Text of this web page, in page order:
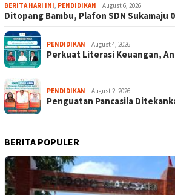
BERITA HARI INI, PENDIDIKAN August 6, 2026
Ditopang Bambu, Plafon SDN Sukamaju
PENDIDIKAN August 4, 2026
Perkuat Literasi Keuangan,
PENDIDIKAN August 2, 2026
Penguatan Pancasila
BERITA POPULER